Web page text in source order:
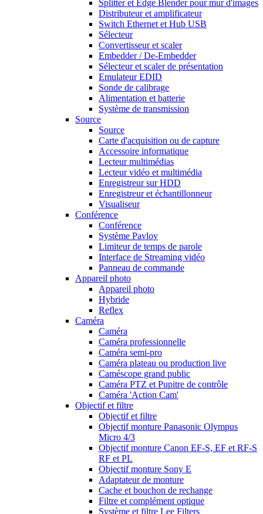
Splitter et Edge Blender pour mur d'images
Distributeur et amplificateur
Switch Ethernet et Hub USB
Sélecteur
Convertisseur et scaler
Embedder / De-Embedder
Sélecteur et scaler de présentation
Emulateur EDID
Sonde de calibrage
Alimentation et batterie
Système de transmission
Source
Source
Carte d'acquisition ou de capture
Accessoire informatique
Lecteur multimédias
Lecteur vidéo et multimédia
Enregistreur sur HDD
Enregistreur et échantillonneur
Visualiseur
Conférence
Conférence
Système Pavlov
Limiteur de temps de parole
Interface de Streaming vidéo
Panneau de commande
Appareil photo
Appareil photo
Hybride
Reflex
Caméra
Caméra
Caméra professionnelle
Caméra semi-pro
Caméra plateau ou production live
Caméscope grand public
Caméra PTZ et Pupitre de contrôle
Caméra 'Action Cam'
Objectif et filtre
Objectif et filtre
Objectif monture Panasonic Olympus
Micro 4/3
Objectif monture Canon EF-S, EF et RF-S
RF et PL
Objectif monture Sony E
Adaptateur de monture
Cache et bouchon de rechange
Filtre et complément optique
Système et filtre Lee Filters